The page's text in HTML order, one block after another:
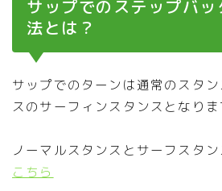
サップでのステップバ
法とは？
サップでのターンは通常のスタ
スのサーフィンスタンスとなりま
ノーマルスタンスとサーフスタ
こちら